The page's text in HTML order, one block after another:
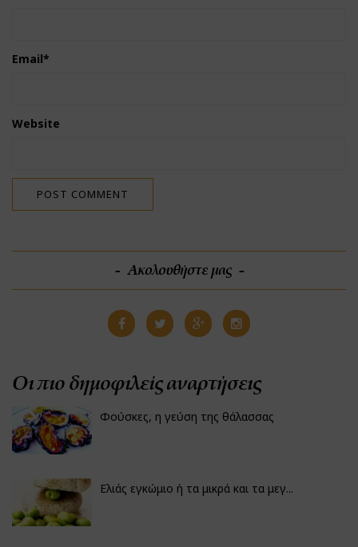
Email*
Website
Ακολουθήστε μας
Οι πιο δημοφιλείς αναρτήσεις
Φούσκες, η γεύση της θάλασσας
Ελιάς εγκώμιο ή τα μικρά και τα μεγ...